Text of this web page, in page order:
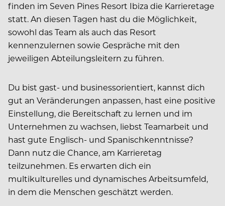
finden im Seven Pines Resort Ibiza die Karrieretage
statt. An diesen Tagen hast du die Möglichkeit,
sowohl das Team als auch das Resort
kennenzulernen sowie Gespräche mit den
jeweiligen Abteilungsleitern zu führen.
Du bist gast- und businessorientiert, kannst dich
gut an Veränderungen anpassen, hast eine positive
Einstellung, die Bereitschaft zu lernen und im
Unternehmen zu wachsen, liebst Teamarbeit und
hast gute Englisch- und Spanischkenntnisse?
Dann nutz die Chance, am Karrieretag
teilzunehmen. Es erwarten dich ein
multikulturelles und dynamisches Arbeitsumfeld,
in dem die Menschen geschätzt werden.